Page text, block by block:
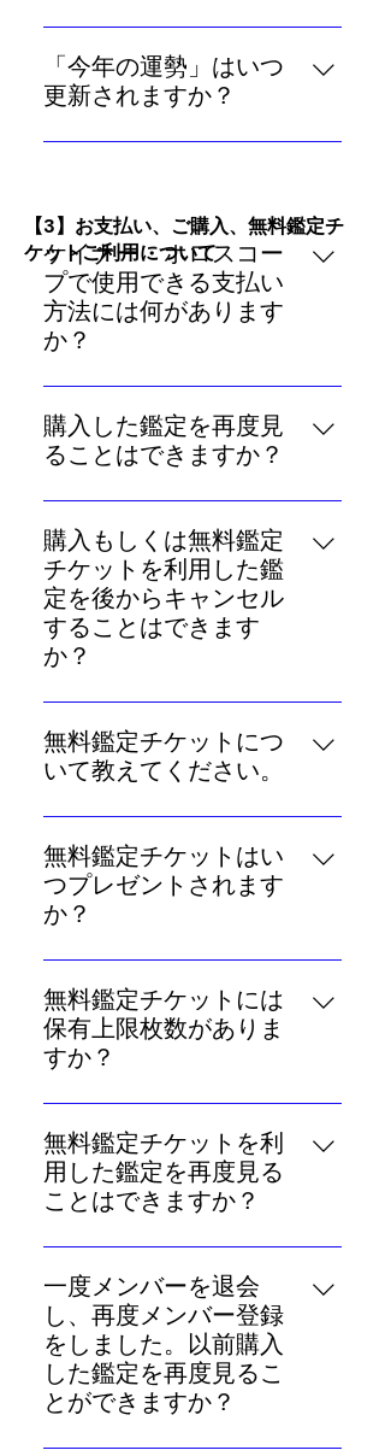
プチームが日々書き下ろしていま
す。ジョナサン・ケイナーが毎日
の運勢を書き始めたころから一貫
「運勢」はあらかじめ用意してお
ョナサン、現在はケイナー・ホロ
スコープチームが毎日執筆し、翻
訳チームが日本語訳したうえでお
届けしています。
お手数ですが「お問い合わせフォ
ーム」から誤字脱字の箇所をお知
らせください。その際、大変お手
脱字を見つけられたか、できる限
「今年の運勢」はいつ
更新されますか？
「今年の運勢」の更新は不定期で
メンバー登録（無料）をご検討く
ださい。
ケイナー・ホロスコー
プで使用できる支払い
方法には何があります
か？
ケイナー・ホロスコープでは、コ
ンテンツのご購入時にクレジット
カード決済
をご利用いただけます。現時点で
は銀行振込などその他決済はご利
用いただけませんのでご了承くだ
さい。
購入した鑑定を再度見
ることはできますか？
コンテンツを購入したログインID
にてログインし、「マイページ」
の「利用履歴」からご覧くださ
い。 未来予言にはそれぞれ「閲覧
期限」が設けられていますのでご
注意ください。「閲覧期限」は購
用履歴」からもご確認いただけま
す。基本性格鑑定には「閲覧期
限」はありません。 なお、「無料
は、「利用履歴」ではなく、「無
料鑑定チケット利用履歴」からご
確認ください。
購入もしくは無料鑑定
チケットを利用した鑑
定を後からキャンセル
することはできます
か？
コンテンツの性質上、購入後のキ
ャンセルは承ることができませ
ん。ご了承ください。
無料鑑定チケットにつ
いて教えてください。
無料鑑定チケットとは、お好きな
未来予言の結果を読むことができ
る交換チケットです。チケットは
毎週土曜日にメンバーには2枚、プ
ントされます。チケットには最大
保有枚数が定められており、メン
バーは10枚、プレミアムメンバー
は20枚まで貯めることができま
来予言の「続きを見る」を選択
し、表示される画面で「無料鑑定
チケットで読む」を選択してくだ
さい（チケットと課金購入を併用
るチケットの枚数は異なります。
なお、チケットを利用した場合の
未来予言には閲覧期限が定められ
ています。ご留意ください。
無料鑑定チケットはい
つプレゼントされます
か？
毎週土曜日の深夜0～3時にプレゼ
ントします。運用上の都合によ
り、前後する場合がありますので
ご了承ください。
無料鑑定チケットには
保有上限枚数がありま
すか？
はい。メンバーの方は10枚、プレ
ミアムメンバーの方は20枚の上限
があります。
無料鑑定チケットを利
用した鑑定を再度見る
ことはできますか？
コンテンツを購入したログインID
にてログインし、「マイページ」
の「無料鑑定チケット利用履歴」
からご覧ください。なお、未来予
言の項目にはそれぞれ「閲覧期
限」が設けられていますのでご注
一度メンバーを退会
し、再度メンバー登録
をしました。以前購入
した鑑定を再度見るこ
とができますか？
​【3】お支払い、ご購入、無料鑑定チ
ケットご利用について